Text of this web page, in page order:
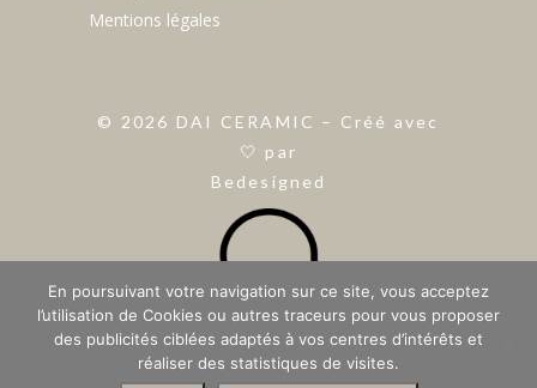
Mentions légales
© 2026 DAI CERAMIC – Créé avec
🤍 par
Bedesigned
En poursuivant votre navigation sur ce site, vous acceptez
l’utilisation de Cookies ou autres traceurs pour vous proposer
des publicités ciblées adaptés à vos centres d’intérêts et
réaliser des statistiques de visites.